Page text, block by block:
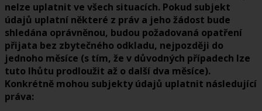
nelze uplatnit ve všech situacích. Pokud subjekt
údajů uplatní některé z práv a jeho žádost bude
shledána oprávněnou, budou požadovaná opatření
přijata bez zbytečného odkladu, nejpozději do
jednoho měsíce (s tím, že v důvodných případech lze
tuto lhůtu prodloužit až o další dva měsíce).
Konkrétně mohou subjekty údajů uplatnit následující
práva: